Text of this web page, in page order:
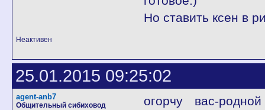
Но ставить ксен в
Неактивен
25.01.2015 09:25:02
agent-anb7
Общительный сибиховод
огорчу вас-